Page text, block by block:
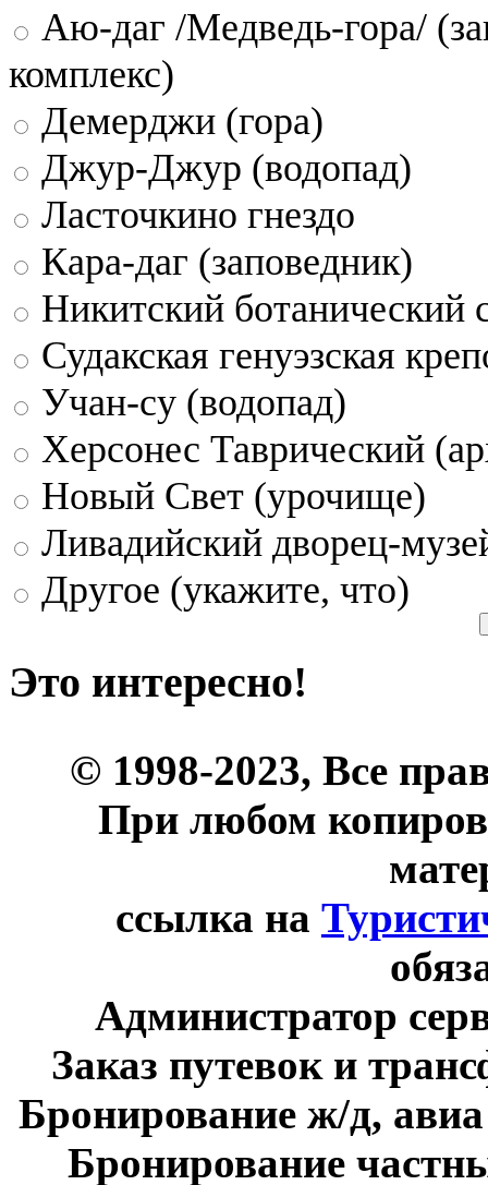
Аю-даг /Медведь-гора/
комплекс)
Демерджи (гора)
Джур-Джур (водопад)
Ласточкино гнездо
Кара-даг (заповедник)
Никитский ботанический
Судакская генуэзская
Учан-су (водопад)
Херсонес Таврический
Новый Свет (урочище)
Ливадийский дворец-
Другое (укажите, что)
Это интересно!
© 1998-2023, Все
При любом
ссылка на
Администратор
Заказ путевок и
Бронирование ж/д,
Бронирование